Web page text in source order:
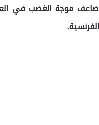
ما ضاعف موجة الغضب في